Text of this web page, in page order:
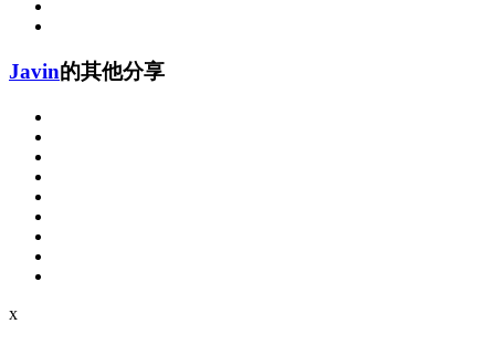
Javin的其他分享
x